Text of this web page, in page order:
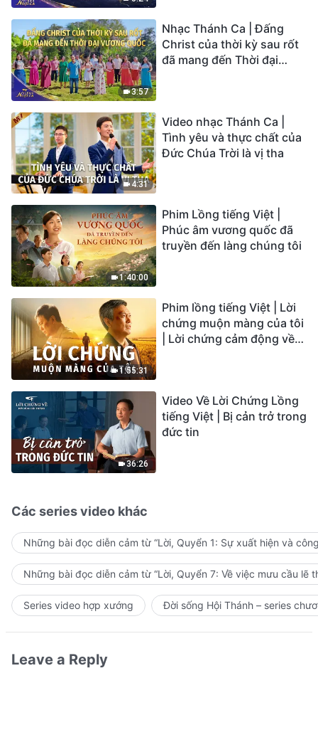
3:57
Nhạc Thánh Ca | Đấng
Christ của thời kỳ sau rốt
đã mang đến Thời đại
4:31
Video nhạc Thánh Ca |
Tình yêu và thực chất của
Đức Chúa Trời là vị tha
1:40:00
Phim Lồng tiếng Việt |
Phúc âm vương quốc đã
truyền đến làng chúng tôi
1:55:31
Phim lồng tiếng Việt | Lời
chứng muộn màng của tôi
| Lời chứng cảm động về
36:26
Video Về Lời Chứng Lồng
tiếng Việt | Bị cản trở trong
đức tin
Các series video khác
Những bài đọc diễn cảm từ “Lời, Quyển 1: Sự xuất hiện và
Những bài đọc diễn cảm từ “Lời, Quyển 7: Về việc mưu cầu lẽ
Series video hợp xướng Đời sống Hội Thánh – series
Leave a Reply